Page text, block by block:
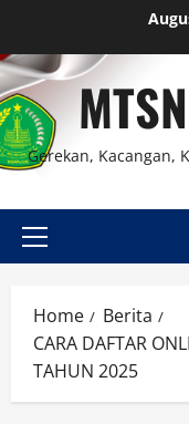
content
Gerekan, Kacangan,
Primary
Home
Berita
CARA DAFTAR
TAHUN 2025